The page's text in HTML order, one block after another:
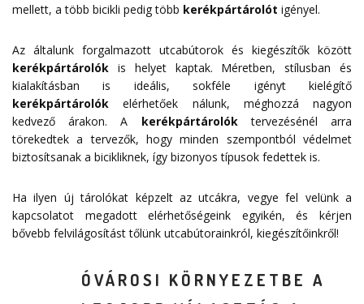
mellett, a több bicikli pedig több kerékpártárolót igényel.
Az általunk forgalmazott utcabútorok és kiegészítők között
kerékpártárolók is helyet kaptak. Méretben, stílusban és
kialakításban is ideális, sokféle igényt kielégítő
kerékpártárolók elérhetőek nálunk, méghozzá nagyon
kedvező árakon. A kerékpártárolóktervezésénél arra
törekedtek a tervezők, hogy minden szempontból védelmet
biztosítsanak a bicikliknek, így bizonyos típusok fedettek is.
Ha ilyen új tárolókat képzelt az utcákra, vegye fel velünk a
kapcsolatot megadottelérhetőségeink egyikén, és kérjen
bővebb felvilágosítást tőlünk utcabútorainkról, kiegészítőinkről!
ÓVÁROSI KÖRNYEZETBE A